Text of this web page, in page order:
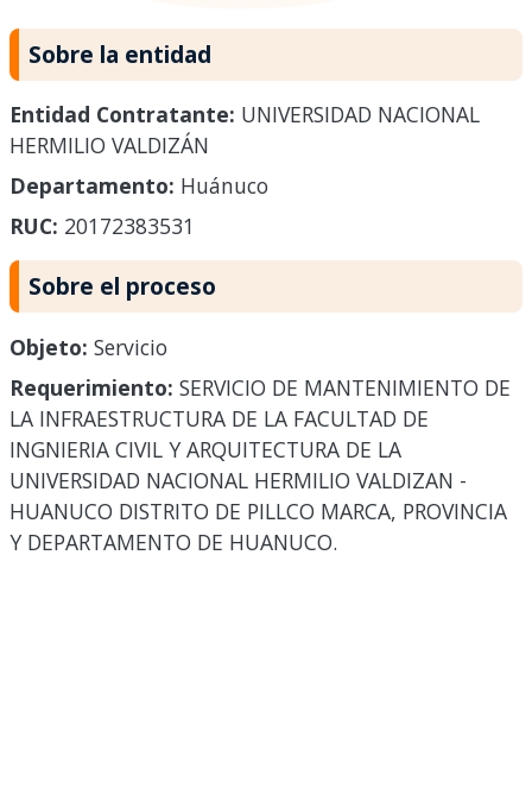
Sobre la entidad
Entidad Contratante: UNIVERSIDAD NACIONAL
HERMILIO VALDIZÁN
Departamento: Huánuco
RUC: 20172383531
Sobre el proceso
Objeto: Servicio
Requerimiento: SERVICIO DE MANTENIMIENTO DE
LA INFRAESTRUCTURA DE LA FACULTAD DE
INGNIERIA CIVIL Y ARQUITECTURA DE LA
UNIVERSIDAD NACIONAL HERMILIO VALDIZAN -
HUANUCO DISTRITO DE PILLCO MARCA, PROVINCIA
Y DEPARTAMENTO DE HUANUCO.